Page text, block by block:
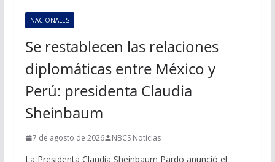
NACIONALES
Se restablecen las relaciones
diplomáticas entre México y
Perú: presidenta Claudia
Sheinbaum
7 de agosto de 2026 NBCS Noticias
La Presidenta Claudia Sheinbaum Pardo anunció el